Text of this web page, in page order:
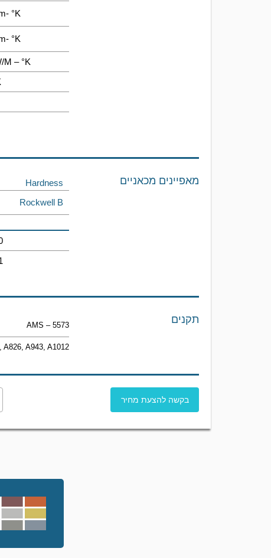
°K
°K
m – °K
Hardness
Rockwell B
מאפיינים מכאניים
AMS – 5573
A826, A943, A1012
תקנים
בקשה להצעת מחיר